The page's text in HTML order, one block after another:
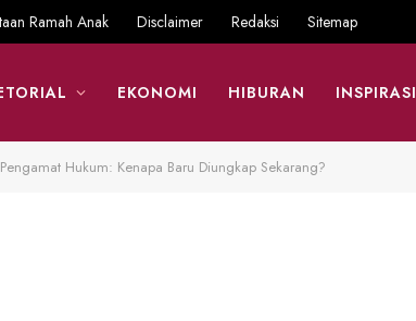
Ramah Anak Disclaimer Redaksi Sitemap
EKONOMI HIBURAN INSPIRASI
Hukum: Kenapa Baru Diungkap Sekarang?